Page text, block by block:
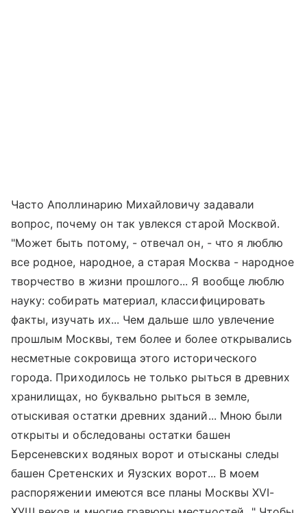
Часто Аполлинарию Михайловичу задавали
вопрос, почему он так увлекся старой Москвой.
"Может быть потому, - отвечал он, - что я люблю
все родное, народное, а старая Москва - народное
творчество в жизни прошлого... Я вообще люблю
науку: собирать материал, классифицировать
факты, изучать их... Чем дальше шло увлечение
прошлым Москвы, тем более и более открывались
несметные сокровища этого исторического
города. Приходилось не только рыться в древних
хранилищах, но буквально рыться в земле,
отыскивая остатки древних зданий... Мною были
открыты и обследованы остатки башен
Берсеневских водяных ворот и отысканы следы
башен Сретенских и Яузских ворот... В моем
распоряжении имеются все планы Москвы XVI-